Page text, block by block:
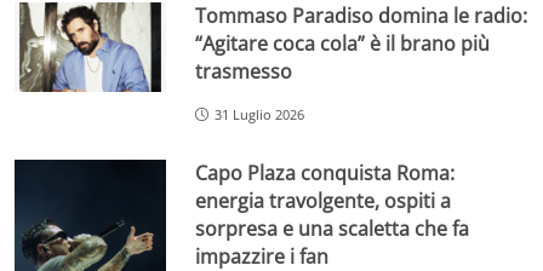
Tommaso Paradiso domina le radio:
“Agitare coca cola” è il brano più
trasmesso
31 Luglio 2026
Capo Plaza conquista Roma:
energia travolgente, ospiti a
sorpresa e una scaletta che fa
impazzire i fan